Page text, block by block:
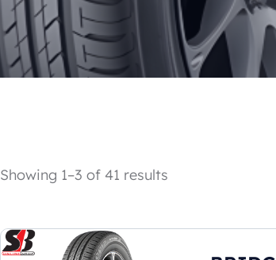
Showing 1–3 of 41 results